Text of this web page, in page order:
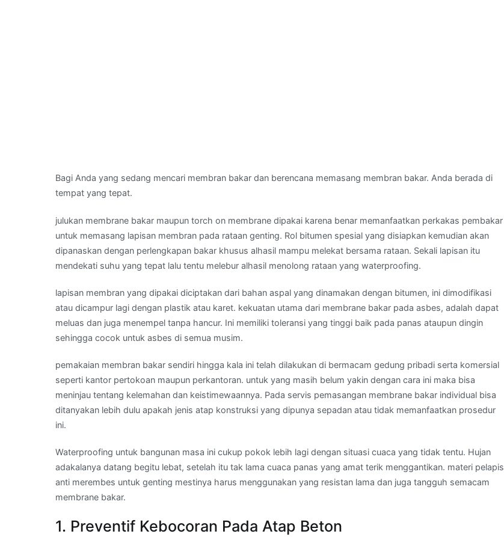
Bagi Anda yang sedang mencari membran bakar dan berencana memasang membran bakar. Anda berada di
tempat yang tepat.
julukan membrane bakar maupun torch on membrane dipakai karena benar memanfaatkan perkakas pembakar
untuk memasang lapisan membran pada rataan genting. Rol bitumen spesial yang disiapkan kemudian akan
dipanaskan dengan perlengkapan bakar khusus alhasil mampu melekat bersama rataan. Sekali lapisan itu
mendekati suhu yang tepat lalu tentu melebur alhasil menolong rataan yang waterproofing.
lapisan membran yang dipakai diciptakan dari bahan aspal yang dinamakan dengan bitumen, ini dimodifikasi
atau dicampur lagi dengan plastik atau karet. kekuatan utama dari membrane bakar pada asbes, adalah dapat
meluas dan juga menempel tanpa hancur. Ini memiliki toleransi yang tinggi baik pada panas ataupun dingin
sehingga cocok untuk asbes di semua musim.
pemakaian membran bakar sendiri hingga kala ini telah dilakukan di bermacam gedung pribadi serta komersial
seperti kantor pertokoan maupun perkantoran. untuk yang masih belum yakin dengan cara ini maka bisa
meninjau tentang kelemahan dan keistimewaannya. Pada servis pemasangan membrane bakar individual bisa
ditanyakan lebih dulu apakah jenis atap konstruksi yang dipunya sepadan atau tidak memanfaatkan prosedur
ini.
Waterproofing untuk bangunan masa ini cukup pokok lebih lagi dengan situasi cuaca yang tidak tentu. Hujan
adakalanya datang begitu lebat, setelah itu tak lama cuaca panas yang amat terik menggantikan. materi pelapis
anti merembes untuk genting mestinya harus menggunakan yang resistan lama dan juga tangguh semacam
membrane bakar.
1. Preventif Kebocoran Pada Atap Beton